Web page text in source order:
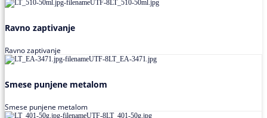
Ravno zaptivanje
Ravno zaptivanje
Smese punjene metalom
Smese punjene metalom